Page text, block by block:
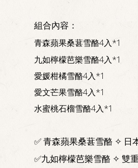
組合內容：
青森蘋果桑葚雪酪4入*1
九如檸檬芭樂雪酪4入*1
愛媛柑橘雪酪4入*1
愛文芒果雪酪4入*1
水蜜桃石榴雪酪4入*1
✅ 青森蘋果桑葚雪酪 ✧ 日
✅九如檸檬芭樂雪酪 ✧ 雙